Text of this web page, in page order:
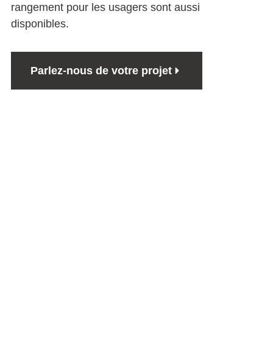
rangement pour les usagers sont aussi
disponibles.
Parlez-nous de votre projet